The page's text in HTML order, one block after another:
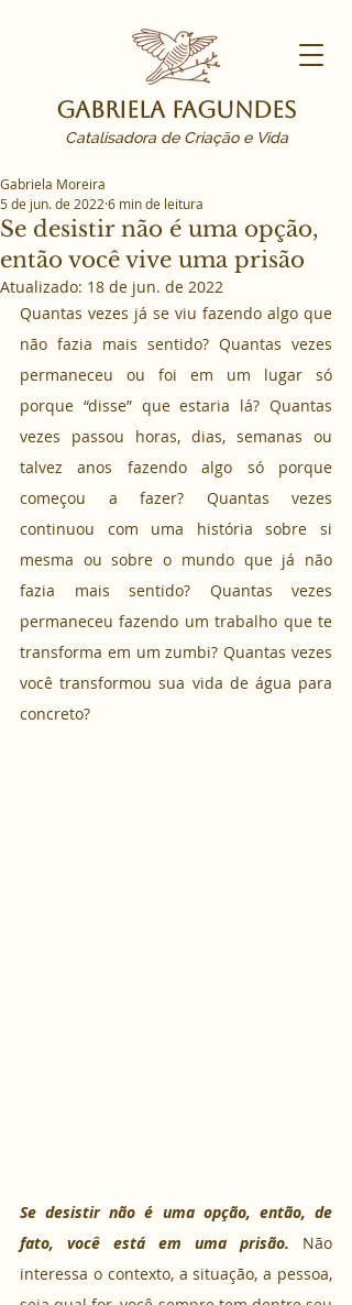
Gabriela Fagundes
Catalisadora de Criação e Vida
Se desistir não é uma opção,
então você vive uma prisão
Gabriela Moreira
5 de jun. de 2022 6 min de leitura
Atualizado: 18 de jun. de 2022
Quantas vezes já se viu fazendo algo que
não fazia mais sentido? Quantas vezes
permaneceu ou foi em um lugar só
porque “disse” que estaria lá? Quantas
vezes passou horas, dias, semanas ou
talvez anos fazendo algo só porque
começou a fazer? Quantas vezes
continuou com uma história sobre si
mesma ou sobre o mundo que já não
fazia mais sentido? Quantas vezes
permaneceu fazendo um trabalho que te
transforma em um zumbi? Quantas vezes
você transformou sua vida de água para
concreto?
Se desistir não é uma opção, então, de
fato, você está em uma prisão. Não
interessa o contexto, a situação, a pessoa,